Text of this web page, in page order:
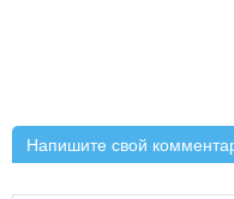
Напишите свой